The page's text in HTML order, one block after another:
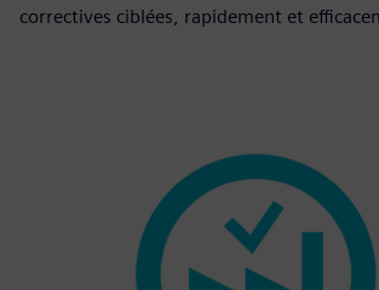
correctives ciblées, rapidement et